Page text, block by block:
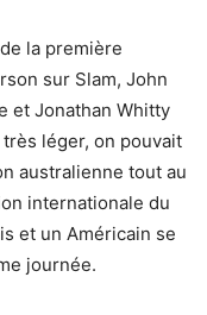
la première
sur Slam, John
et Jonathan Whitty
léger, on pouvait
australienne tout au
internationale du
et un Américain se
journée.